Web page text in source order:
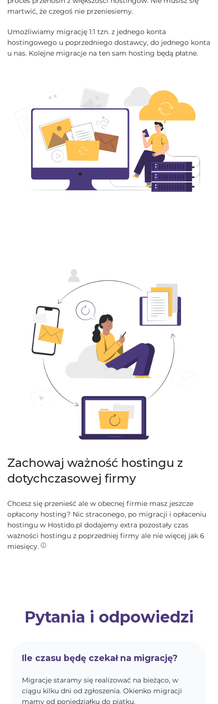
martwić, że czegoś nie przeniesiemy.
Umożliwiamy migrację 1:1 tzn. z jednego konta
hostingowego u poprzedniego dostawcy, do jednego konta
u nas. Kolejne migracje na ten sam hosting będą płatne.
Zachowaj ważność hostingu z
dotychczasowej firmy
Chcesz się przenieść ale w obecnej firmie masz jeszcze
opłacony hosting? Nic straconego, po migracji i opłaceniu
hostingu w Hostido.pl dodajemy extra pozostały czas
ważności hostingu z poprzedniej firmy ale nie więcej jak 6
miesięcy.
Pytania i odpowiedzi
Ile czasu będę czekał na migrację?
Migracje staramy się realizować na bieżąco, w
ciągu kilku dni od zgłoszenia. Okienko migracji
mamy od poniedziałku do piątku.